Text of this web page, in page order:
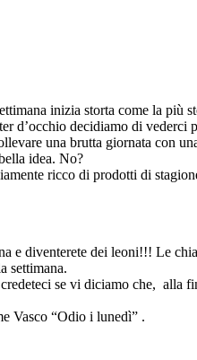
inizia storta come la più
d’occhio decidiamo di vederci
una brutta giornata con
idea. No?
ricco di prodotti di
e diventerete dei leoni!!! Le
settimana.
se vi diciamo che, alla
Vasco “Odio i lunedì” .